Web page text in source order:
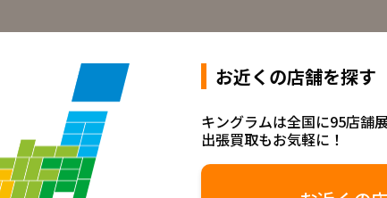
お近くの店舗を探す
キングラムは全国に95店舗
出張買取もお気軽に！